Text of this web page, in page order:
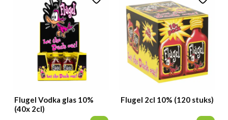
Flugel Vodka glas 10%
(40x 2cl)
Flugel 2cl 10% (120 stuks)